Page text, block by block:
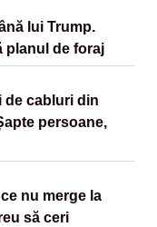
lui Trump.
planul de foraj
de cabluri din
persoane,
nu merge la
să ceri